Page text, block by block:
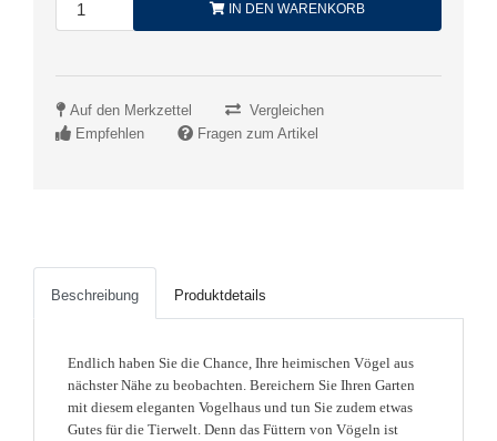
IN DEN WARENKORB
Auf den Merkzettel
Vergleichen
Empfehlen
Fragen zum Artikel
Beschreibung Produktdetails
Endlich haben Sie die Chance, Ihre heimischen Vögel aus
nächster Nähe zu beobachten. Bereichern Sie Ihren Garten
mit diesem eleganten Vogelhaus und tun Sie zudem etwas
Gutes für die Tierwelt. Denn das Füttern von Vögeln ist